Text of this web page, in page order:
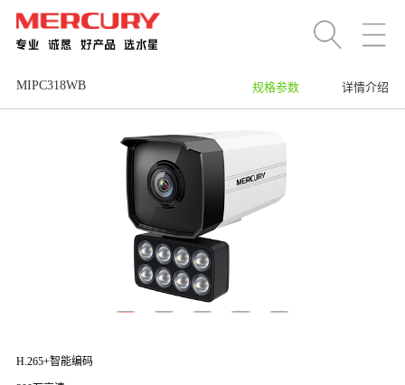
MIPC318WB 规格参数 详情介绍
H.265+智能编码